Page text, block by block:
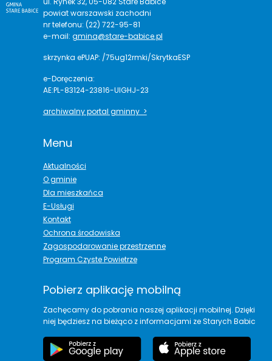
powiat warszawski zachodni
nr telefonu: (22) 722-95-81
e-mail: gmina@stare-babice.pl
skrzynka ePUAP: /75ug12rmki/SkrytkaESP
e-Doręczenia:
AE:PL-83124-23816-UIGHJ-23
archiwalny portal gminny >
Menu
Aktualności
O gminie
Dla mieszkańca
E-Usługi
Kontakt
Ochrona środowiska
Zagospodarowanie przestrzenne
Program Czyste Powietrze
Pobierz aplikację mobilną
Zachęcamy do pobrania naszej aplikacji mobilnej. Dzięki
niej będziesz na bieżąco z informacjami ze Starych Babic